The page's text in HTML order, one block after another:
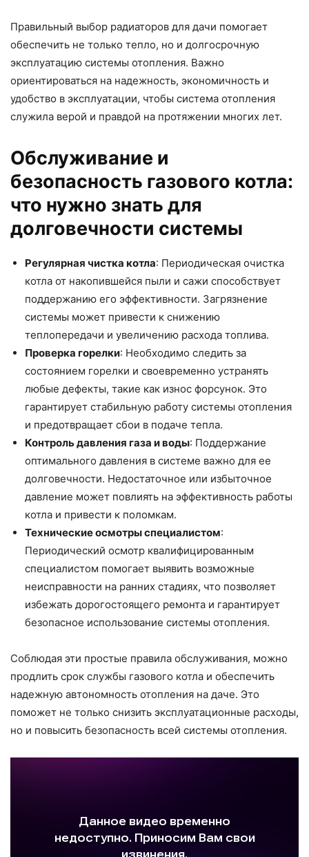
Правильный выбор радиаторов для дачи помогает
обеспечить не только тепло, но и долгосрочную
эксплуатацию системы отопления. Важно
ориентироваться на надежность, экономичность и
удобство в эксплуатации, чтобы система отопления
служила верой и правдой на протяжении многих лет.
Обслуживание и
безопасность газового котла:
что нужно знать для
долговечности системы
Регулярная чистка котла: Периодическая очистка
котла от накопившейся пыли и сажи способствует
поддержанию его эффективности. Загрязнение
системы может привести к снижению
теплопередачи и увеличению расхода топлива.
Проверка горелки: Необходимо следить за
состоянием горелки и своевременно устранять
любые дефекты, такие как износ форсунок. Это
гарантирует стабильную работу системы отопления
и предотвращает сбои в подаче тепла.
Контроль давления газа и воды: Поддержание
оптимального давления в системе важно для ее
долговечности. Недостаточное или избыточное
давление может повлиять на эффективность работы
котла и привести к поломкам.
Технические осмотры специалистом:
Периодический осмотр квалифицированным
специалистом помогает выявить возможные
неисправности на ранних стадиях, что позволяет
избежать дорогостоящего ремонта и гарантирует
безопасное использование системы отопления.
Соблюдая эти простые правила обслуживания, можно
продлить срок службы газового котла и обеспечить
надежную автономность отопления на даче. Это
поможет не только снизить эксплуатационные расходы,
но и повысить безопасность всей системы отопления.